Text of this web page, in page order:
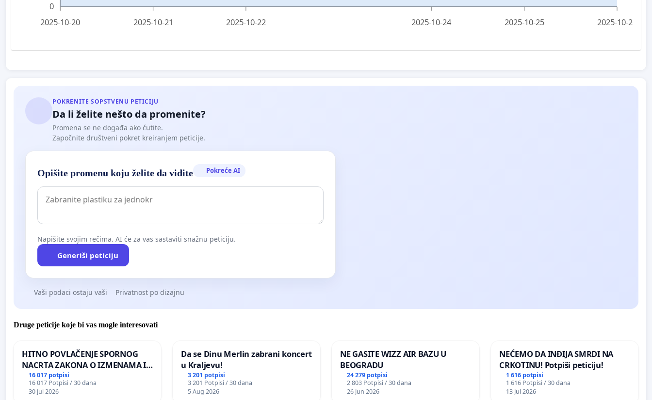
0
2025-10-20 2025-10-21 2025-10-22 2025-10-24 2025-10-25 2025-10-26
POKRENITE SOPSTVENU PETICIJU
Da li želite nešto da promenite?
Promena se ne događa ako ćutite.
Započnite društveni pokret kreiranjem peticije.
Opišite promenu koju želite da vidite Pokreće AI
Napišite svojim rečima. AI će za vas sastaviti snažnu peticiju.
Generiši peticiju
Vaši podaci ostaju vaši Privatnost po dizajnu
Druge peticije koje bi vas mogle interesovati
HITNO POVLAČENJE SPORNOG
NACRTA ZAKONA O IZMENAMA I
DOPUNAMA ZAKONA O
DOBROBITI ŽIVOTINJA
16 017 potpisi
16 017 Potpisi / 30 dana
30 Jul 2026
Da se Dinu Merlin zabrani koncert
u Kraljevu!
3 201 potpisi
3 201 Potpisi / 30 dana
5 Aug 2026
NE GASITE WIZZ AIR BAZU U
BEOGRADU
24 279 potpisi
2 803 Potpisi / 30 dana
26 Jun 2026
NEĆEMO DA INĐIJA SMRDI NA
CRKOTINU! Potpiši peticiju!
1 616 potpisi
1 616 Potpisi / 30 dana
13 Jul 2026